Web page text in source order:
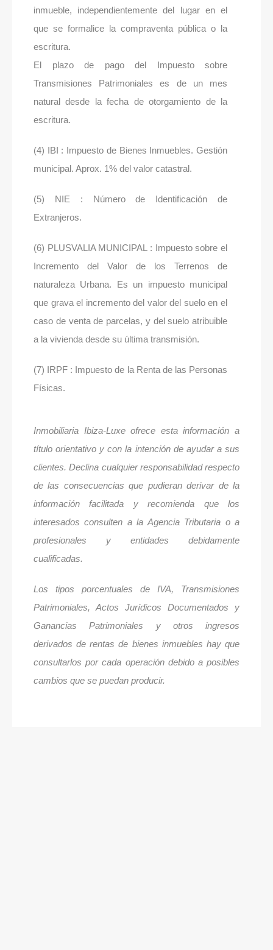
inmueble, independientemente del lugar en el
que se formalice la compraventa pública o la
escritura.
El plazo de pago del Impuesto sobre
Transmisiones Patrimoniales es de un mes
natural desde la fecha de otorgamiento de la
escritura.
(4) IBI : Impuesto de Bienes Inmuebles. Gestión
municipal. Aprox. 1% del valor catastral.
(5) NIE : Número de Identificación de
Extranjeros.
(6) PLUSVALIA MUNICIPAL : Impuesto sobre el
Incremento del Valor de los Terrenos de
naturaleza Urbana. Es un impuesto municipal
que grava el incremento del valor del suelo en el
caso de venta de parcelas, y del suelo atribuible
a la vivienda desde su última transmisión.
(7) IRPF : Impuesto de la Renta de las Personas
Físicas.
Inmobiliaria Ibiza-Luxe ofrece esta información a
título orientativo y con la intención de ayudar a sus
clientes. Declina cualquier responsabilidad respecto
de las consecuencias que pudieran derivar de la
información facilitada y recomienda que los
interesados consulten a la Agencia Tributaria o a
profesionales y entidades debidamente
cualificadas.
Los tipos porcentuales de IVA, Transmisiones
Patrimoniales, Actos Jurídicos Documentados y
Ganancias Patrimoniales y otros ingresos
derivados de rentas de bienes inmuebles hay que
consultarlos por cada operación debido a posibles
cambios que se puedan producir.